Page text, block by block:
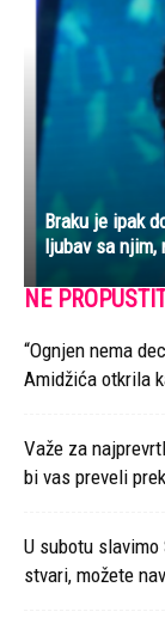
Braku je ipak
ljubav sa
NE
“Ognjen nema
Amidžića otkrila
Važe za
bi vas preveli
U subotu slavimo
stvari, možete